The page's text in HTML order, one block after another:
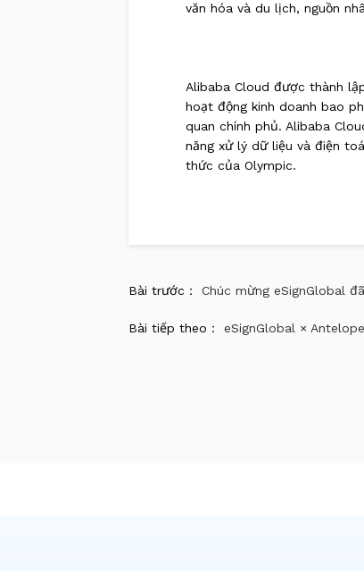
văn hóa và du lịch, nguồn
Alibaba Cloud được thành
hoạt động kinh doanh bao
quan chính phủ. Alibaba
năng xử lý dữ liệu và điện
thức của Olympic.
Bài trước： Chúc mừng eSignGlobal
Bài tiếp theo： eSignGlobal ×